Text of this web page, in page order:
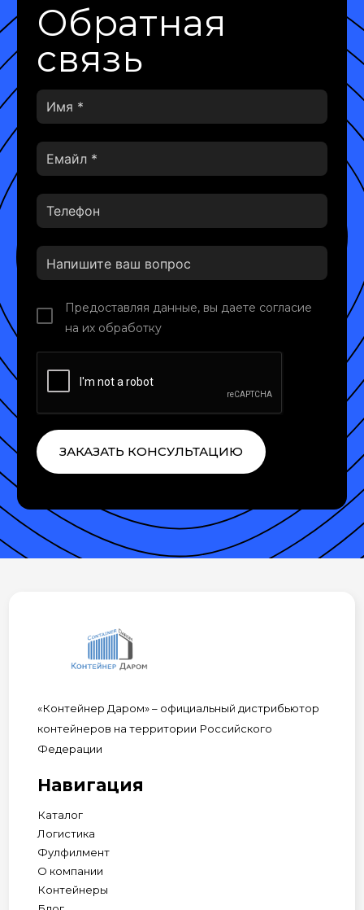
Обратная
связь
Предоставляя данные, вы даете согласие
на их обработку
ЗАКАЗАТЬ КОНСУЛЬТАЦИЮ
«Контейнер Даром» – официальный дистрибьютор
контейнеров на территории Российского
Федерации
Навигация
Каталог
Логистика
Фулфилмент
О компании
Контейнеры